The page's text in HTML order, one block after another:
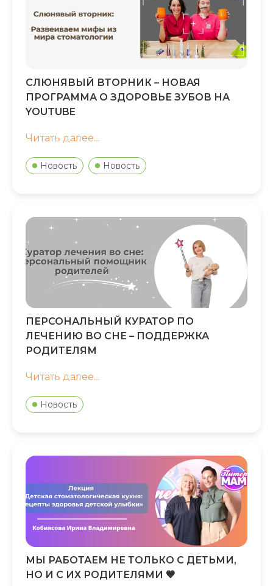
СЛЮНЯВЫЙ ВТОРНИК – НОВАЯ
ПРОГРАММА О ЗДОРОВЬЕ ЗУБОВ НА
YOUTUBE
Читать далее...
Новость Новость
ПЕРСОНАЛЬНЫЙ КУРАТОР ПО
ЛЕЧЕНИЮ ВО СНЕ – ПОДДЕРЖКА
РОДИТЕЛЯМ
Читать далее...
Новость
МЫ РАБОТАЕМ НЕ ТОЛЬКО С ДЕТЬМИ,
НО И С ИХ РОДИТЕЛЯМИ 🧡